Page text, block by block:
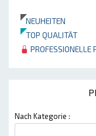
NEUHEITEN
TOP QUALITÄT
PROFESSIONELLE
Nach Kategorie :